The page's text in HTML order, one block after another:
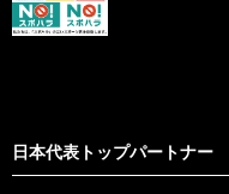
日本代表トップパートナー